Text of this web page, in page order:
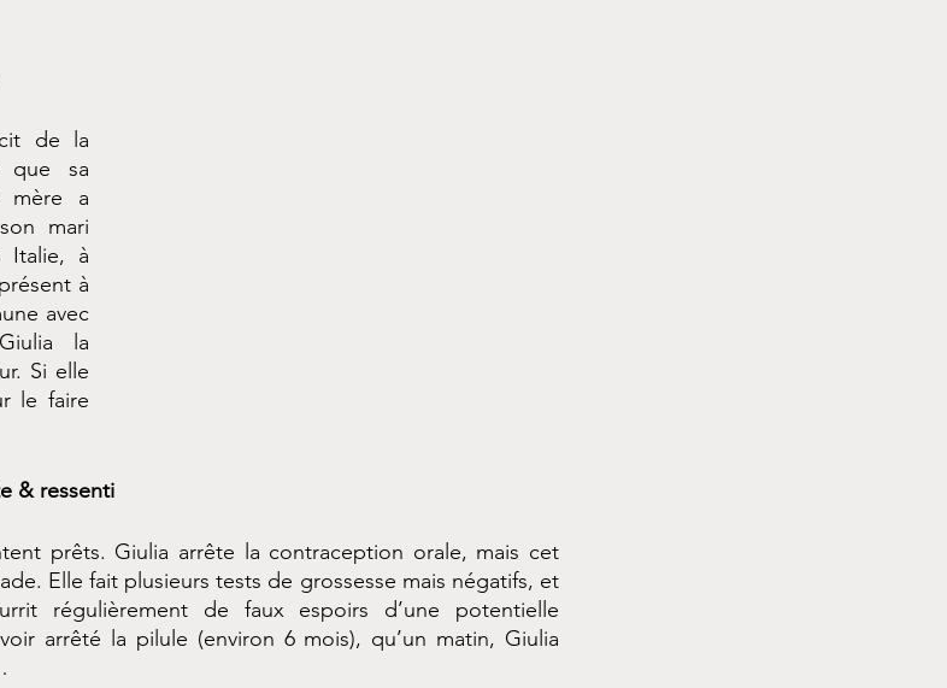
de la
que sa
mère a
mari
Italie, à
à
avec
la
Si elle
le faire
& ressenti
prêts. Giulia arrête la contraception orale, mais cet
Elle fait plusieurs tests de grossesse mais négatifs, et
régulièrement de faux espoirs d’une potentielle
arrêté la pilule (environ 6 mois), qu’un matin, Giulia